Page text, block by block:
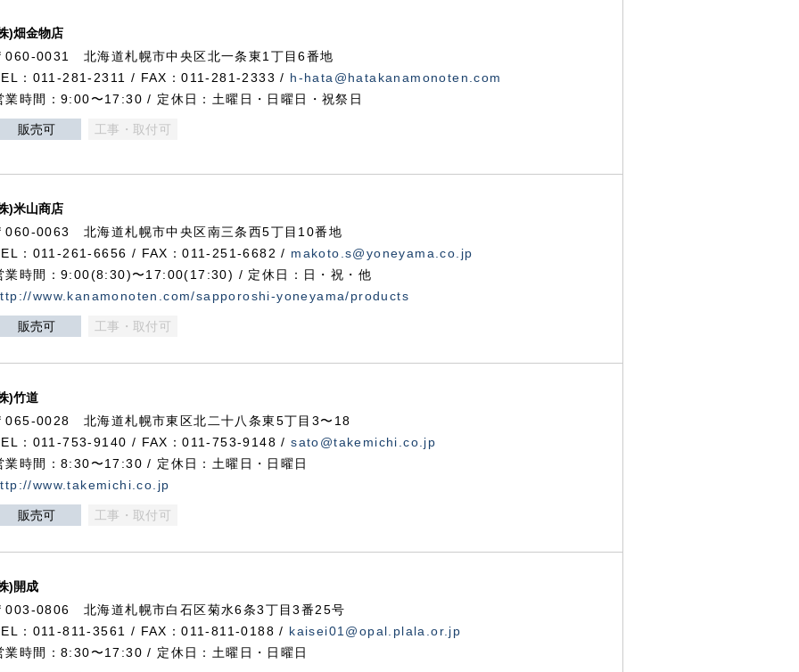
)畑金物店
060-0031 北海道札幌市中央区北一条東1丁目6番地
：011-281-2311 / FAX：011-281-2333 / h-hata@hatakanamonoten.com
業時間：9:00〜17:30 / 定休日：土曜日・日曜日・祝祭日
販売可 工事・取付可
)米山商店
060-0063 北海道札幌市中央区南三条西5丁目10番地
：011-261-6656 / FAX：011-251-6682 / makoto.s@yoneyama.co.jp
業時間：9:00(8:30)〜17:00(17:30) / 定休日：日・祝・他
www.kanamonoten.com/sapporoshi-yoneyama/products
販売可 工事・取付可
)竹道
065-0028 北海道札幌市東区北二十八条東5丁目3〜18
：011-753-9140 / FAX：011-753-9148 /sato@takemichi.co.jp
業時間：8:30〜17:30 / 定休日：土曜日・日曜日
www.takemichi.co.jp
販売可 工事・取付可
)開成
003-0806 北海道札幌市白石区菊水6条3丁目3番25号
：011-811-3561 / FAX：011-811-0188 / kaisei01@opal.plala.or.jp
業時間：8:30〜17:30 / 定休日：土曜日・日曜日